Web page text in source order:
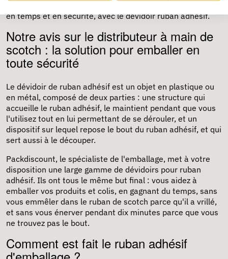
en temps et en sécurité, avec le dévidoir ruban adhésif.
Notre avis sur le distributeur à main de
scotch : la solution pour emballer en
toute sécurité
Le dévidoir de ruban adhésif est un objet en plastique ou
en métal, composé de deux parties : une structure qui
accueille le ruban adhésif, le maintient pendant que vous
l'utilisez tout en lui permettant de se dérouler, et un
dispositif sur lequel repose le bout du ruban adhésif, et qui
sert aussi à le découper.
Packdiscount, le spécialiste de l'emballage, met à votre
disposition une large gamme de dévidoirs pour ruban
adhésif. Ils ont tous le même but final : vous aidez à
emballer vos produits et colis, en gagnant du temps, sans
vous emmêler dans le ruban de scotch parce qu'il a vrillé,
et sans vous énerver pendant dix minutes parce que vous
ne trouvez pas le bout.
Comment est fait le ruban adhésif